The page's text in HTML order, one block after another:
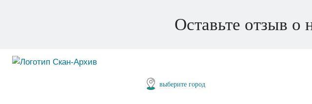
Оставьте отзыв о
выберите город